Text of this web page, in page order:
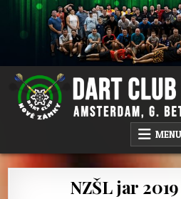
AMSTERDAM PUB, G.BETHLENA 2, NOVÉ ZÁMKY
MENU
NZŠL jar